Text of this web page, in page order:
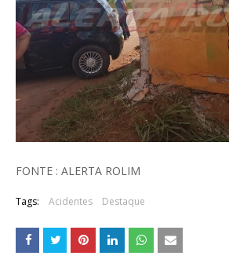
FONTE : ALERTA ROLIM
Tags: Acidentes Destaque